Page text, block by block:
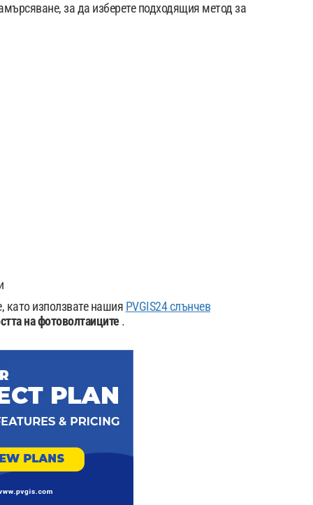
за да изберете подходящия метод за
като използвате нашия PVGIS24 слънчев
на фотоволтаиците .